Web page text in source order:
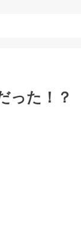
った！？